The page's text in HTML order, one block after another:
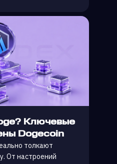
Ключевые
Dogecoin
толкают
От настроений